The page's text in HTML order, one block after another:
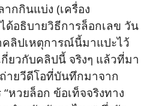
ากกินแบ่ง (เครื่อง
ด้อธิบายวิธีการล็อกเลข วัน
ลิปเหตุการณ์นี้มาแปะไว้
กี่ยวกับคลิปนี้ จริงๆ แล้วที่มา
ายวีดีโอที่บันทึกมาจาก
หวยล็อก ข้อเท็จจริงทาง